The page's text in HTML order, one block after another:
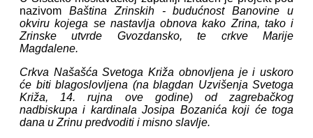
nazivom Baština Zrinskih - budućnost Banovine u
okviru kojega se nastavlja obnova kako Zrina, tako i
Zrinske utvrde Gvozdansko, te crkve Marije
Magdalene.
Crkva Našašća Svetoga Križa obnovljena je i uskoro
će biti blagoslovljena (na blagdan Uzvišenja Svetoga
Križa, 14. rujna ove godine) od zagrebačkog
nadbiskupa i kardinala Josipa Bozanića koji će toga
dana u Zrinu predvoditi i misno slavlje.